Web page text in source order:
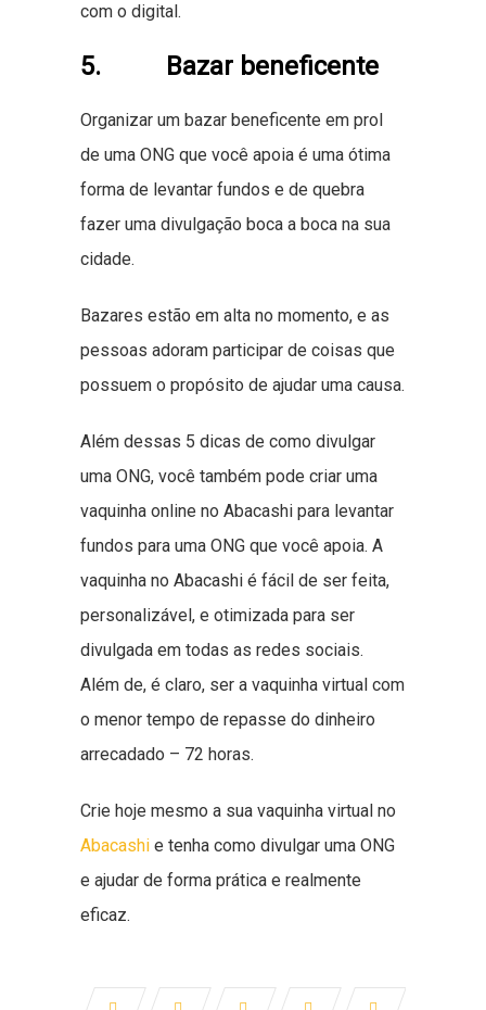
com o digital.
5. Bazar beneficente
Organizar um bazar beneficente em prol
de uma ONG que você apoia é uma ótima
forma de levantar fundos e de quebra
fazer uma divulgação boca a boca na sua
cidade.
Bazares estão em alta no momento, e as
pessoas adoram participar de coisas que
possuem o propósito de ajudar uma causa.
Além dessas 5 dicas de como divulgar
uma ONG, você também pode criar uma
vaquinha online no Abacashi para levantar
fundos para uma ONG que você apoia. A
vaquinha no Abacashi é fácil de ser feita,
personalizável, e otimizada para ser
divulgada em todas as redes sociais.
Além de, é claro, ser a vaquinha virtual com
o menor tempo de repasse do dinheiro
arrecadado – 72 horas.
Crie hoje mesmo a sua vaquinha virtual no
Abacashi e tenha como divulgar uma ONG
e ajudar de forma prática e realmente
eficaz.